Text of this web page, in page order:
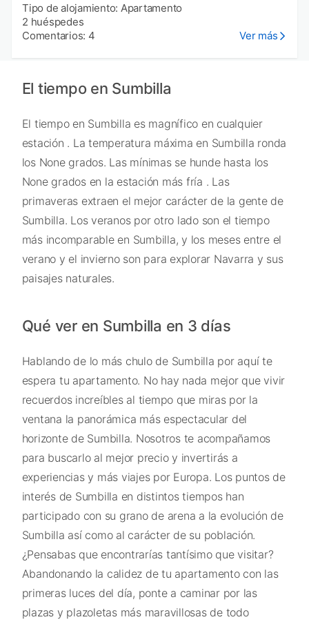
Tipo de alojamiento: Apartamento
2 huéspedes
Comentarios: 4
Ver más
El tiempo en Sumbilla
El tiempo en Sumbilla es magnífico en cualquier
estación . La temperatura máxima en Sumbilla ronda
los None grados. Las mínimas se hunde hasta los
None grados en la estación más fría . Las
primaveras extraen el mejor carácter de la gente de
Sumbilla. Los veranos por otro lado son el tiempo
más incomparable en Sumbilla, y los meses entre el
verano y el invierno son para explorar Navarra y sus
paisajes naturales.
Qué ver en Sumbilla en 3 días
Hablando de lo más chulo de Sumbilla por aquí te
espera tu apartamento. No hay nada mejor que vivir
recuerdos increíbles al tiempo que miras por la
ventana la panorámica más espectacular del
horizonte de Sumbilla. Nosotros te acompañamos
para buscarlo al mejor precio y invertirás a
experiencias y más viajes por Europa. Los puntos de
interés de Sumbilla en distintos tiempos han
participado con su grano de arena a la evolución de
Sumbilla así como al carácter de su población.
¿Pensabas que encontrarías tantísimo que visitar?
Abandonando la calidez de tu apartamento con las
primeras luces del día, ponte a caminar por las
plazas y plazoletas más maravillosas de todo